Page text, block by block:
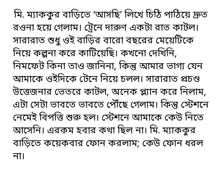
মি. ম্যাককুর বাড়িতে ‘আসছি’ লিখে চিঠি পাঠিয়ে দ্রুত
রওনা হয়ে গেলাম। ট্রেনে দারুণ একটা রাত কাটল।
সারারাত শুধু ওই বাড়ির বারো বছরের মেয়েটিকে
নিয়ে কল্পনা করে কাটিয়েছি। কখনো দেখিনি,
নিমফেট কিনা তাও জানিনা, কিন্তু আমার ভাগ্য যেন
আমাকে ওইদিকে টেনে নিয়ে চলল। সারারাত প্রচণ্ড
উত্তেজনার ভেতরে কাটল, অনেক প্ল্যান করে নিলাম,
এটা সেটা ভাবতে ভাবতে পৌঁছে গেলাম। কিন্তু স্টেশনে
নেমেই বিপত্তি শুরু হল। স্টেশনে আমাকে কেউ নিতে
আসেনি। এরকম হবার কথা ছিল না। মি. ম্যাককুর
বাড়িতে কয়েকবার ফোন করলাম; কেউ ফোন ধরল
না।